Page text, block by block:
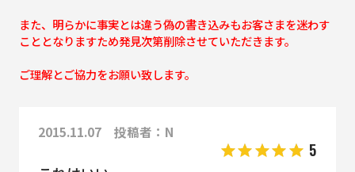
また、明らかに事実とは違う偽の書き込みもお客さまを迷わす
こととなりますため発見次第削除させていただきます。
ご理解とご協力をお願い致します。
2015.11.07 投稿者：N
5